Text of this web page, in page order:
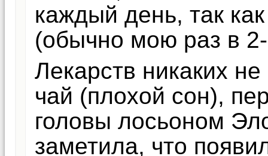
каждый день, так
(обычно мою раз в
Лекарств никаких
чай (плохой сон),
головы лосьоном
заметила, что